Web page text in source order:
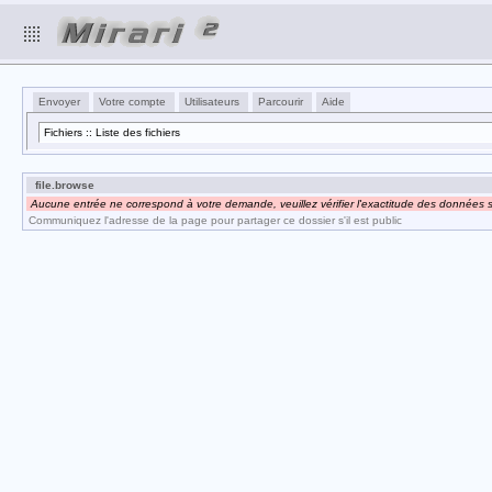
Envoyer Votre compte Utilisateurs Parcourir Aide
Fichiers :: Liste des fichiers
file.browse
Aucune entrée ne correspond à votre demande, veuillez vérifier l'exactitude des données
Communiquez l'adresse de la page pour partager ce dossier s'il est public